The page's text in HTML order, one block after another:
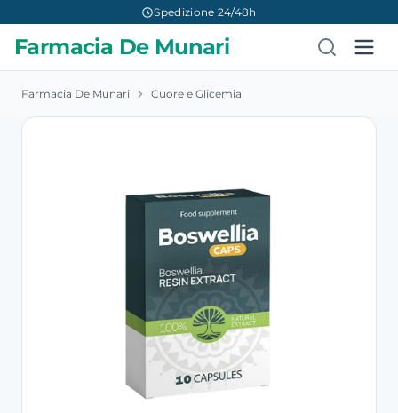
Spedizione 24/48h
Farmacia De Munari
Farmacia De Munari Cuore e Glicemia